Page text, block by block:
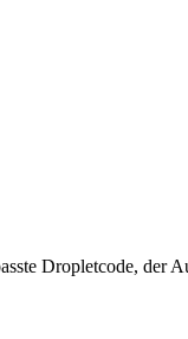
Dropletcode, der